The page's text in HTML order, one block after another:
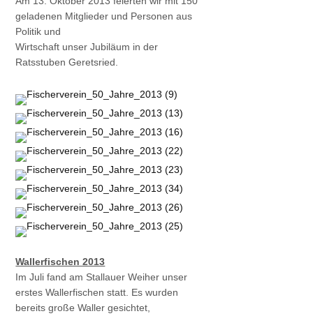
geladenen Mitglieder und Personen aus
Politik und
Wirtschaft unser Jubiläum in der
Ratsstuben Geretsried.
Wallerfischen 2013
Im Juli fand am Stallauer Weiher unser
erstes Wallerfischen statt. Es wurden
bereits große Waller gesichtet,